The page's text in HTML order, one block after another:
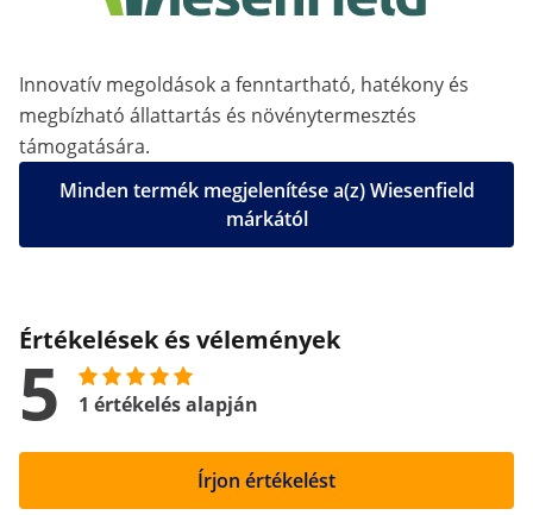
Innovatív megoldások a fenntartható, hatékony és
megbízható állattartás és növénytermesztés
támogatására.
Minden termék megjelenítése a(z) Wiesenfield
márkától
Értékelések és vélemények
5 1 értékelés alapján
Írjon értékelést